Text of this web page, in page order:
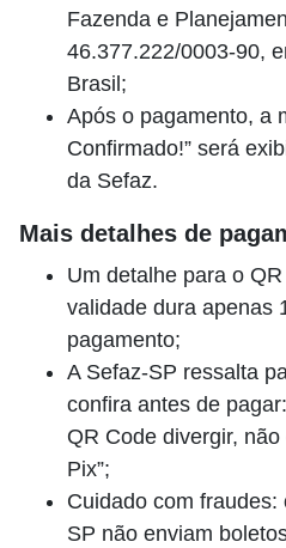
Fazenda e
46.377.222/0003-90,
Brasil;
Após o pagamento, a
Confirmado!” será
da Sefaz.
​Mais detalhes de
Um detalhe para o
validade dura apenas
pagamento;
A Sefaz-SP ressalta
confira antes de
QR Code divergir,
Pix”;
Cuidado com
SP não enviam